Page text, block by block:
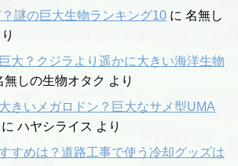
謎の巨大生物ランキング10 に 名無し
大？クジラより遥かに大きい海洋生物
無しの生物オタク より
きいメガロドン？巨大なサメ型UMA
に ハヤシライス より
すめは？道路工事で使う冷却グッズは